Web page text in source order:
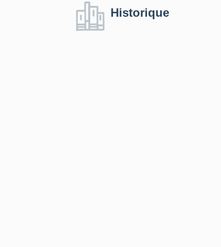
Historique